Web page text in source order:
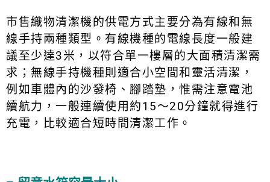
市售織物清潔機的供電方式主要分為有線和無
線手持兩種類型。有線機種的電線長度一般建
議至少達3米，以符合單一樓層的大面積清潔需
求；無線手持機種則適合小空間和靈活清潔，
例如車體內的沙發椅、腳踏墊，惟需注意電池
續航力，一般連續使用約15～20分鐘就得進行
充電，比較適合短時間清潔工作。